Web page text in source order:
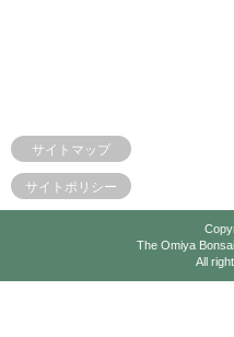
サイトマップ
サイトポリシー
The Omiya
All